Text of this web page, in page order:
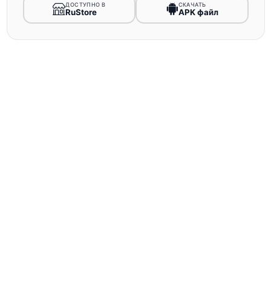
ДОСТУПНО В
RuStore
СКАЧАТЬ
APK файл